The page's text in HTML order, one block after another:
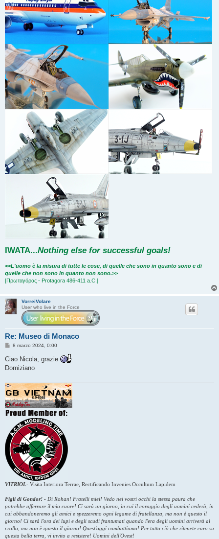
IWATA...Nothing else for successful goals!
<<L'uomo è la misura di tutte le cose, di quelle che sono in quanto sono e di
quelle che non sono in quanto non sono.>>
[Πρωταγόρας - Protagora 486-411 a.C.]
VorreiVolare
User who live in the Force
Re: Museo di Monaco
M
s
s
a
i
o
8 marzo 2024, 0:00
Ciao Nicola, grazie
Domiziano
VITRIOL- Visita Interiora Terrae, Rectificando Invenies Occultum Lapidem
Figli di Gondor! - Di Rohan! Fratelli miei! Vedo nei vostri occhi la stessa paura che
potrebbe afferrare il mio cuore! Ci sarà un giorno, in cui il coraggio degli uomini cederà, in
cui abbandoneremo gli amici e spezzeremo ogni legame di fratellanza, ma non è questo il
giorno! Ci sarà l'ora dei lupi e degli scudi frantumati quando l'era degli uomini arriverà al
crollo, ma non è questo il giorno! Quest'oggi combattiamo! Per tutto ciò che ritenete caro su
questa bella terra, vi invito a resistere! Uomini dell'Ovest!